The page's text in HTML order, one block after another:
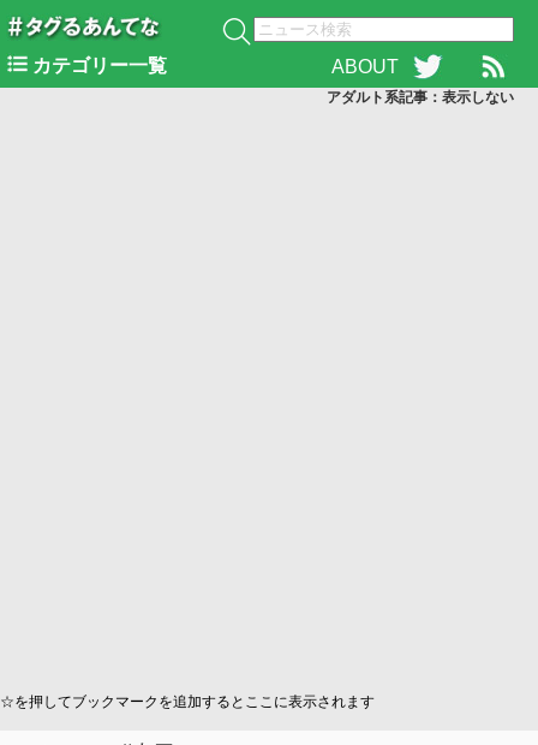
カテゴリー一覧 ABOUT
アダルト系記事：表示しない
☆を押してブックマークを追加するとここに表示されます